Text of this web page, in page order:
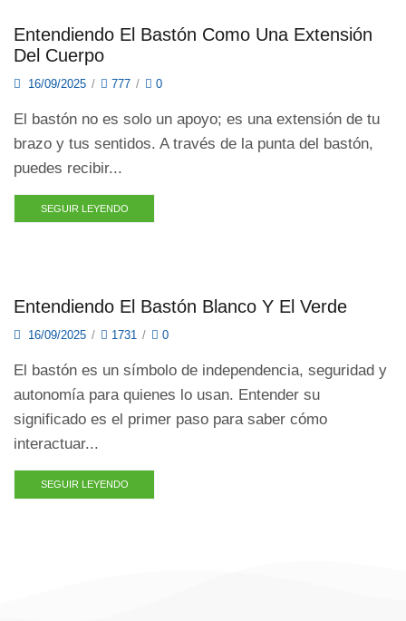
Entendiendo El Bastón Como Una Extensión
Del Cuerpo
16/09/2025 / 777 / 0
El bastón no es solo un apoyo; es una extensión de tu
brazo y tus sentidos. A través de la punta del bastón,
puedes recibir...
SEGUIR LEYENDO
Entendiendo El Bastón Blanco Y El Verde
16/09/2025 / 1731 / 0
El bastón es un símbolo de independencia, seguridad y
autonomía para quienes lo usan. Entender su
significado es el primer paso para saber cómo
interactuar...
SEGUIR LEYENDO